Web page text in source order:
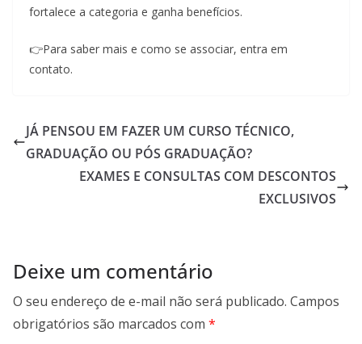
fortalece a categoria e ganha benefícios.
👉Para saber mais e como se associar, entra em
contato.
JÁ PENSOU EM FAZER UM CURSO TÉCNICO,
GRADUAÇÃO OU PÓS GRADUAÇÃO?
EXAMES E CONSULTAS COM DESCONTOS
EXCLUSIVOS
Deixe um comentário
O seu endereço de e-mail não será publicado. Campos
obrigatórios são marcados com *